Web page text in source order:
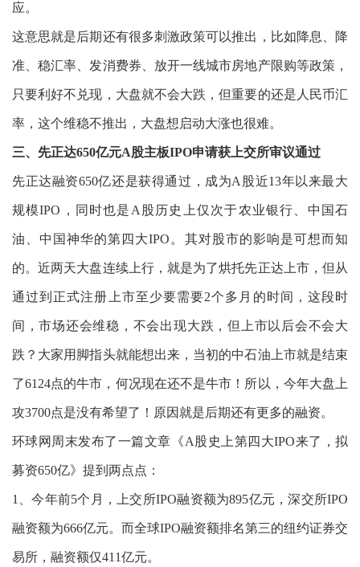
应。
这意思就是后期还有很多刺激政策可以推出，比如降息、降
准、稳汇率、发消费券 、放开一线城市房地产限购等政策，
只要利好不兑现，大盘就不会大跌，但重要的还是人民币汇
率，这个维稳不推出，大盘想启动大涨也很难。
三、先正达650亿元A股主板IPO申请获上交所审议通过
先正达融资650亿还是获得通过，成为A股近13年以来最大
规模IPO，同时也是A股历史上仅次于农业银行、中国石
油、中国神华的第四大IPO。其对股市的影响是可想而知
的。近两天大盘连续上行，就是为了烘托先正达上市，但从
通过到正式注册上市至少要需要2个多月的时间，这段时
间，市场还会维稳，不会出现大跌，但上市以后会不会大
跌？大家用脚指头就能想出来，当初的中石油上市就是结束
了6124点的牛市，何况现在还不是牛市！所以，今年大盘上
攻3700点是没有希望了！原因就是后期还有更多的融资。
环球网周末发布了一篇文章《A股史上第四大IPO来了，拟
募资650亿》提到两点点：
1、今年前5个月，上交所IPO融资额为895亿元，深交所IPO
融资额为666亿元。而全球IPO融资额排名第三的纽约证券交
易所，融资额仅411亿元。